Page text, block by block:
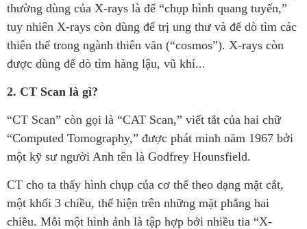
thường dùng của X-rays là để “chụp hình quang tuyến,”
tuy nhiên X-rays còn dùng để trị ung thư và để dò tìm các
thiên thể trong ngành thiên văn (“cosmos”). X-rays còn
được dùng để dò tìm hàng lậu, vũ khí...
2. CT Scan là gì?
“CT Scan” còn gọi là “CAT Scan,” viết tắt của hai chữ
“Computed Tomography,” được phát minh năm 1967 bởi
một kỹ sư người Anh tên là Godfrey Hounsfield.
CT cho ta thấy hình chụp của cơ thể theo dạng mặt cắt,
một khối 3 chiều, thể hiện trên những mặt phẳng hai
chiều. Mỗi một hình ảnh là tập hợp bởi nhiều tia “X-